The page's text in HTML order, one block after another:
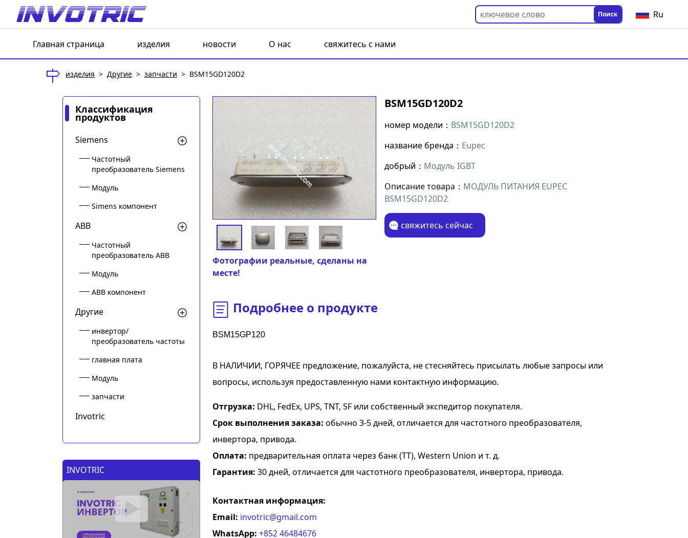
Поиск Ru
Главная страница изделия новости О нас свяжитесь с нами
изделия > Другие > запчасти > BSM15GD120D2
Классификация
продуктов
Siemens
Частотный
преобразователь Siemens
Модуль
Simens компонент
ABB
Частотный
преобразователь ABB
Модуль
ABB компонент
Другие
инвертор/
преобразователь частоты
главная плата
Модуль
запчасти
Invotric
INVOTRIC
Фотографии реальные, сделаны на
месте!
BSM15GD120D2
номер модели： BSM15GD120D2
название бренда： Eupec
добрый： Модуль IGBT
Описание товара： МОДУЛЬ ПИТАНИЯ EUPEC
BSM15GD120D2
свяжитесь сейчас
Подробнее о продукте
BSM15GP120
В НАЛИЧИИ, ГОРЯЧЕЕ предложение, пожалуйста, не стесняйтесь присылать любые запросы или
вопросы, используя предоставленную нами контактную информацию.
Отгрузка: DHL, FedEx, UPS, TNT, SF или собственный экспедитор покупателя.
Срок выполнения заказа: обычно 3-5 дней, отличается для частотного преобразователя,
инвертора, привода.
Оплата: предварительная оплата через банк (TT), Western Union и т. д.
Гарантия: 30 дней, отличается для частотного преобразователя, инвертора, привода.
Контактная информация:
Email: invotric@gmail.com
WhatsApp: +852 46484676